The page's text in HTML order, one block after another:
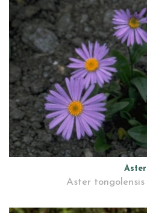
Aster
Aster